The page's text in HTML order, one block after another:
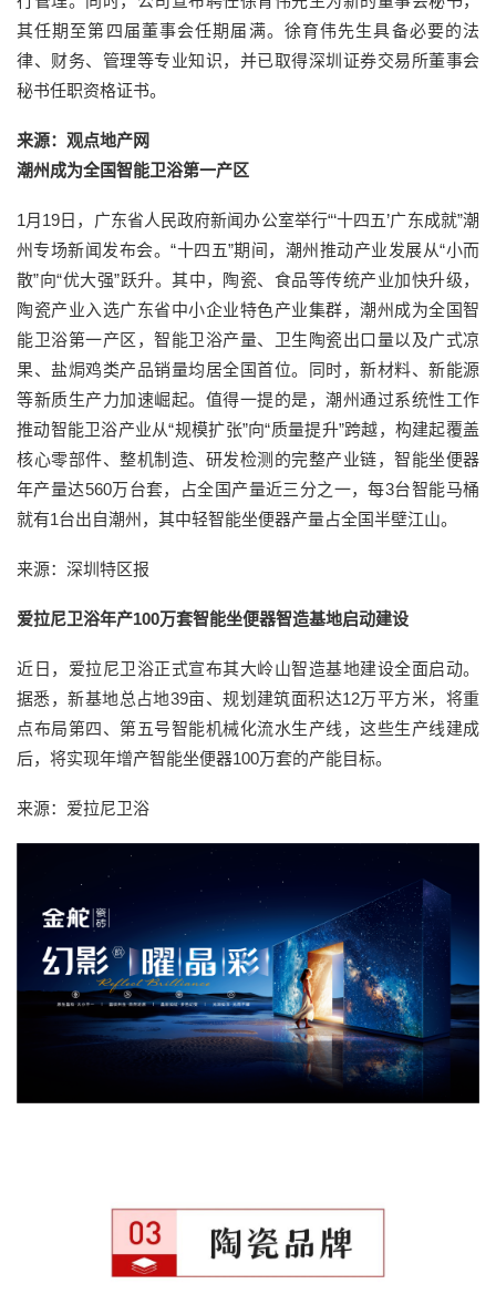
其任期至第四届董事会任期届满。徐育伟先生具备必要的法
律、财务、管理等专业知识，并已取得深圳证券交易所董事会
秘书任职资格证书。
来源：观点地产网
潮州成为全国智能卫浴第一产区
1月19日，广东省人民政府新闻办公室举行“‘十四五’广东成就”潮
州专场新闻发布会。“十四五”期间，潮州推动产业发展从“小而
散”向“优大强”跃升。其中，陶瓷、食品等传统产业加快升级，
陶瓷产业入选广东省中小企业特色产业集群，潮州成为全国智
能卫浴第一产区，智能卫浴产量、卫生陶瓷出口量以及广式凉
果、盐焗鸡类产品销量均居全国首位。同时，新材料、新能源
等新质生产力加速崛起。值得一提的是，潮州通过系统性工作
推动智能卫浴产业从“规模扩张”向“质量提升”跨越，构建起覆盖
核心零部件、整机制造、研发检测的完整产业链，智能坐便器
年产量达560万台套，占全国产量近三分之一，每3台智能马桶
就有1台出自潮州，其中轻智能坐便器产量占全国半壁江山。
来源：深圳特区报
爱拉尼卫浴年产100万套智能坐便器智造基地启动建设
近日，爱拉尼卫浴正式宣布其大岭山智造基地建设全面启动。
据悉，新基地总占地39亩、规划建筑面积达12万平方米，将重
点布局第四、第五号智能机械化流水生产线，这些生产线建成
后，将实现年增产智能坐便器100万套的产能目标。
来源：爱拉尼卫浴